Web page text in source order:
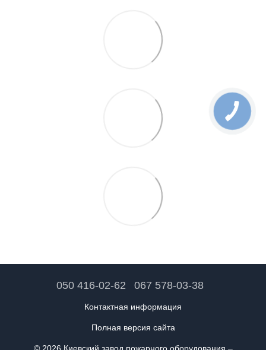
050 416-02-62 067 578-03-38
Контактная информация
Полная версия сайта